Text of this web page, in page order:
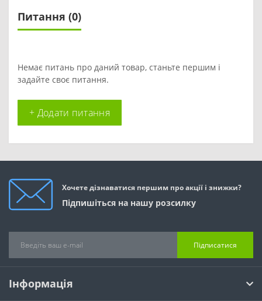
Питання (0)
Немає питань про даний товар, станьте першим і
задайте своє питання.
+ Додати питання
Хочете дізнаватися першим про акції і знижки?
Підпишіться на нашу розсилку
Підписатися
Інформація